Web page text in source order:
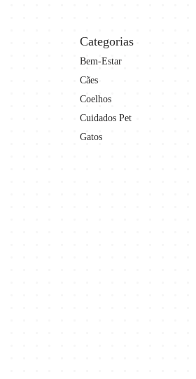
Categorias
Bem-Estar
Cães
Coelhos
Cuidados Pet
Gatos